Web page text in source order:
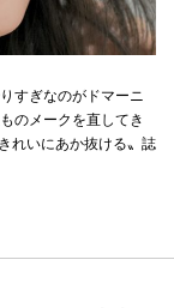
すぎなのがドマーニ
のメークを直してき
れいにあか抜ける〟誌